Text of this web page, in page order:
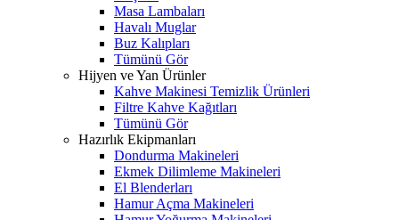
Masa Lambaları
Havalı Muglar
Buz Kalıpları
Tümünü Gör
Hijyen ve Yan Ürünler
Kahve Makinesi Temizlik Ürünleri
Filtre Kahve Kağıtları
Tümünü Gör
Hazırlık Ekipmanları
Dondurma Makineleri
Ekmek Dilimleme Makineleri
El Blenderları
Hamur Açma Makineleri